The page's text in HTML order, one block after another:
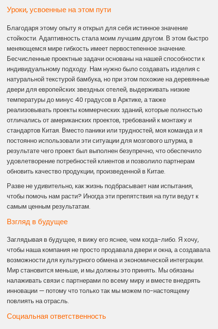
Уроки, усвоенные на этом пути
Благодаря этому опыту я открыл для себя истинное значение
стойкости. Адаптивность стала моим лучшим другом. В этом быстро
меняющемся мире гибкость имеет первостепенное значение.
Бесчисленные проектные задачи основаны на нашей способности к
индивидуальному подходу. Нам нужно было создавать изделия с
натуральной текстурой бамбука, но при этом похожие на деревянные
двери для европейских звездных отелей, выдерживать низкие
температуры до минус 40 градусов в Арктике, а также
реализовывать проекты коммерческих зданий, которые полностью
отличались от американских проектов, требований к монтажу и
стандартов Китая. Вместо паники или трудностей, моя команда и я
постоянно использовали эти ситуации для мозгового штурма, в
результате чего проект был выполнен безупречно, что обеспечило
удовлетворение потребностей клиентов и позволило партнерам
обновить качество продукции, произведенной в Китае.
Разве не удивительно, как жизнь подбрасывает нам испытания,
чтобы помочь нам расти? Иногда эти препятствия на пути ведут к
самым ценным результатам.
Взгляд в будущее
Заглядывая в будущее, я вижу его яснее, чем когда-либо. Я хочу,
чтобы наша компания не просто продавала двери и окна, а создавала
возможности для культурного обмена и экономической интеграции.
Мир становится меньше, и мы должны это принять. Мы обязаны
налаживать связи с партнерами по всему миру и вместе внедрять
инновации — потому что только так мы можем по-настоящему
повлиять на отрасль.
Социальная ответственность